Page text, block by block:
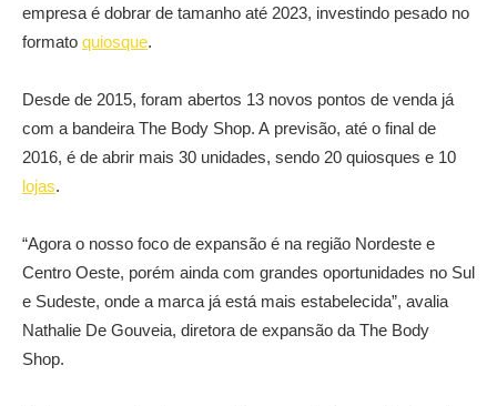
empresa é dobrar de tamanho até 2023, investindo pesado no
formato quiosque.
Desde de 2015, foram abertos 13 novos pontos de venda já
com a bandeira The Body Shop. A previsão, até o final de
2016, é de abrir mais 30 unidades, sendo 20 quiosques e 10
lojas.
“Agora o nosso foco de expansão é na região Nordeste e
Centro Oeste, porém ainda com grandes oportunidades no Sul
e Sudeste, onde a marca já está mais estabelecida”, avalia
Nathalie De Gouveia, diretora de expansão da The Body
Shop.